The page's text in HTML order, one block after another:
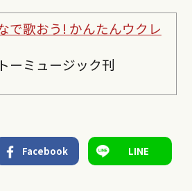
で歌おう! かんたんウクレ
ーミュージック刊
Facebook LINE